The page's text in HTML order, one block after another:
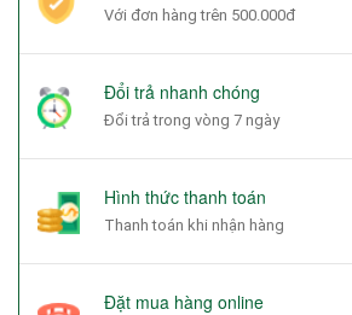
Với đơn hàng trên 500.000đ
Đổi trả nhanh chóng
Đổi trả trong vòng 7 ngày
Hình thức thanh toán
Thanh toán khi nhận hàng
Đặt mua hàng online